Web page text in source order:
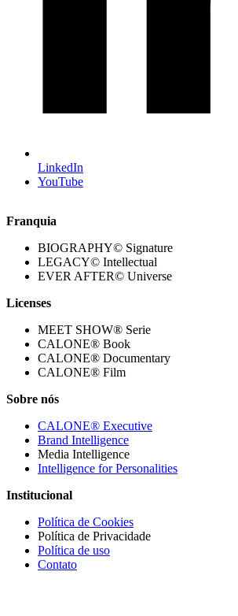
LinkedIn
YouTube
Franquia
BIOGRAPHY© Signature
LEGACY© Intellectual
EVER AFTER© Universe
Licenses
MEET SHOW® Serie
CALONE® Book
CALONE® Documentary
CALONE® Film
Sobre nós
CALONE® Executive
Brand Intelligence
Media Intelligence
Intelligence for Personalities
Institucional
Política de Cookies
Política de Privacidade
Política de uso
Contato